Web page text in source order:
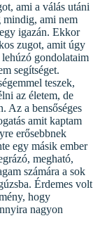
ami a válás utáni
mindig, ami nem
igazán. Ekkor
zugot, amit úgy
gondolataim
segítséget.
teszek,
az életem, de
Az a bensőséges
amit kaptam
erősebbnek
egy másik ember
megható,
számára a sok
Érdemes volt
hogy
nagyon